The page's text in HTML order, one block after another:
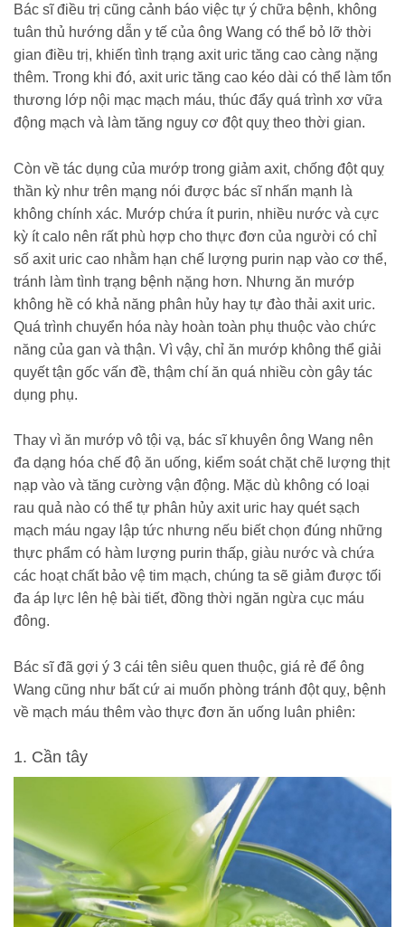
Bác sĩ điều trị cũng cảnh báo việc tự ý chữa bệnh, không
tuân thủ hướng dẫn y tế của ông Wang có thể bỏ lỡ thời
gian điều trị, khiến tình trạng axit uric tăng cao càng nặng
thêm. Trong khi đó, axit uric tăng cao kéo dài có thể làm tổn
thương lớp nội mạc mạch máu, thúc đẩy quá trình xơ vữa
động mạch và làm tăng nguy cơ đột quỵ theo thời gian.
Còn về tác dụng của mướp trong giảm axit, chống đột quỵ
thần kỳ như trên mạng nói được bác sĩ nhấn mạnh là
không chính xác. Mướp chứa ít purin, nhiều nước và cực
kỳ ít calo nên rất phù hợp cho thực đơn của người có chỉ
số axit uric cao nhằm hạn chế lượng purin nạp vào cơ thể,
tránh làm tình trạng bệnh nặng hơn. Nhưng ăn mướp
không hề có khả năng phân hủy hay tự đào thải axit uric.
Quá trình chuyển hóa này hoàn toàn phụ thuộc vào chức
năng của gan và thận. Vì vậy, chỉ ăn mướp không thể giải
quyết tận gốc vấn đề, thậm chí ăn quá nhiều còn gây tác
dụng phụ.
Thay vì ăn mướp vô tội vạ, bác sĩ khuyên ông Wang nên
đa dạng hóa chế độ ăn uống, kiểm soát chặt chẽ lượng thịt
nạp vào và tăng cường vận động. Mặc dù không có loại
rau quả nào có thể tự phân hủy axit uric hay quét sạch
mạch máu ngay lập tức nhưng nếu biết chọn đúng những
thực phẩm có hàm lượng purin thấp, giàu nước và chứa
các hoạt chất bảo vệ tim mạch, chúng ta sẽ giảm được tối
đa áp lực lên hệ bài tiết, đồng thời ngăn ngừa cục máu
đông.
Bác sĩ đã gợi ý 3 cái tên siêu quen thuộc, giá rẻ để ông
Wang cũng như bất cứ ai muốn phòng tránh đột quỵ, bệnh
về mạch máu thêm vào thực đơn ăn uống luân phiên:
1. Cần tây